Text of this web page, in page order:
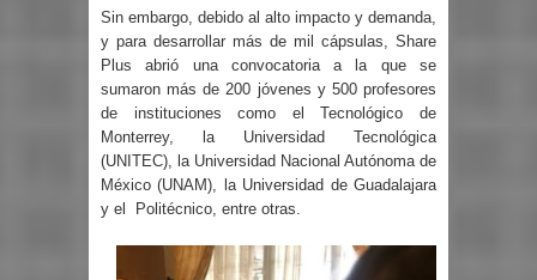
Sin embargo, debido al alto impacto y demanda,
y para desarrollar más de mil cápsulas, Share
Plus abrió una convocatoria a la que se
sumaron más de 200 jóvenes y 500 profesores
de instituciones como el Tecnológico de
Monterrey, la Universidad Tecnológica
(UNITEC), la Universidad Nacional Autónoma de
México (UNAM), la Universidad de Guadalajara
y el Politécnico, entre otras.